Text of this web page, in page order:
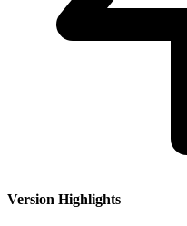
Version Highlights